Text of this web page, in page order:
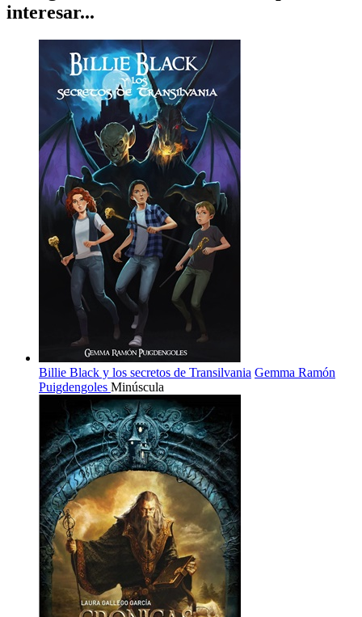
interesar...
Billie Black y los secretos de Transilvania Gemma Ramón
Puigdengoles Minúscula